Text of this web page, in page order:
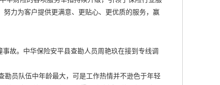
努力为客户提供更满意、更贴心、更优质的服务，赢
故。中华保险安平县查勘人员周艳玖在接到专线调
员队伍中年龄最大，可是工作热情并不逊色于年轻